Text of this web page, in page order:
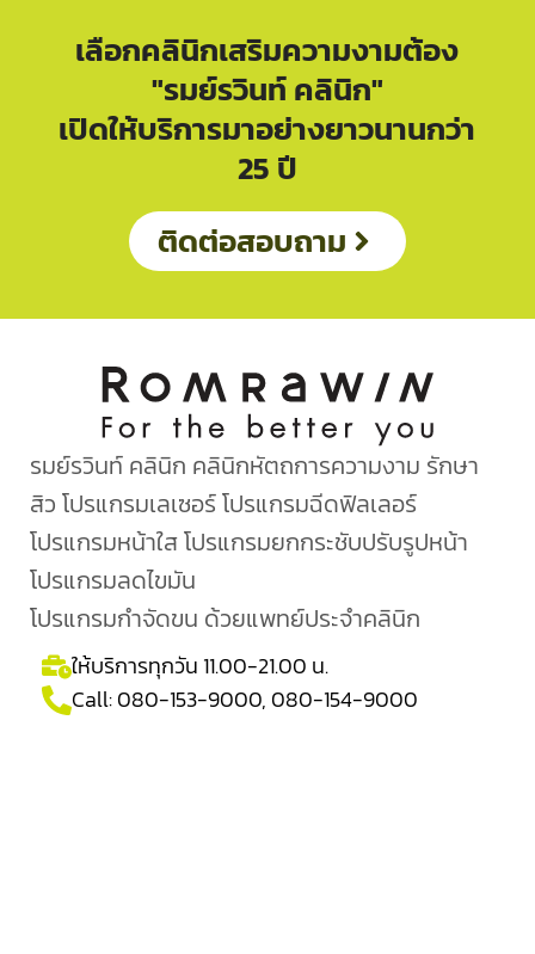
เลือกคลินิกเสริมความงามต้อง
"รมย์รวินท์ คลินิก"
เปิดให้บริการมาอย่างยาวนานกว่า
25 ปี
ติดต่อสอบถาม
รมย์รวินท์ คลินิก คลินิกหัตถการความงาม รักษา
สิว โปรแกรมเลเซอร์ โปรแกรมฉีดฟิลเลอร์
โปรแกรมหน้าใส โปรแกรมยกกระชับปรับรูปหน้า
โปรแกรมลดไขมัน
โปรแกรมกำจัดขน ด้วยแพทย์ประจำคลินิก
ให้บริการทุกวัน 11.00-21.00 น.
Call:080-153-9000, 080-154-9000